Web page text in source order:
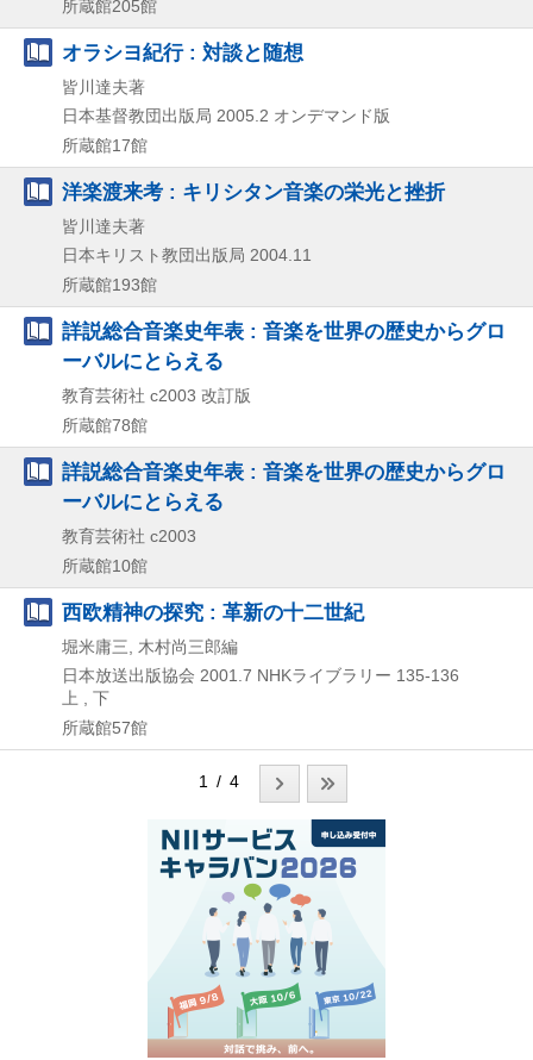
所蔵館205館
オラシヨ紀行 : 対談と随想
皆川達夫著
日本基督教団出版局 2005.2 オンデマンド版
所蔵館17館
洋楽渡来考 : キリシタン音楽の栄光と挫折
皆川達夫著
日本キリスト教団出版局 2004.11
所蔵館193館
詳説総合音楽史年表 : 音楽を世界の歴史からグロ
ーバルにとらえる
教育芸術社 c2003 改訂版
所蔵館78館
詳説総合音楽史年表 : 音楽を世界の歴史からグロ
ーバルにとらえる
教育芸術社 c2003
所蔵館10館
西欧精神の探究 : 革新の十二世紀
堀米庸三, 木村尚三郎編
日本放送出版協会 2001.7 NHKライブラリー 135-136
上 , 下
所蔵館57館
1 / 4